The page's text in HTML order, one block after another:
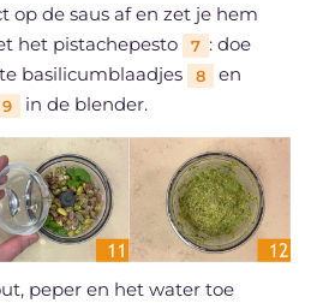
op de saus af en zet je hem
het pistachepesto
7 : doe
basilicumblaadjes
8
en
9 in de blender.
peper en het water toe